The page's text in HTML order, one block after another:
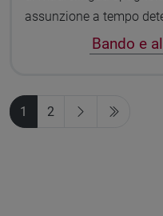
assunzione a tempo
Bando e
1 2